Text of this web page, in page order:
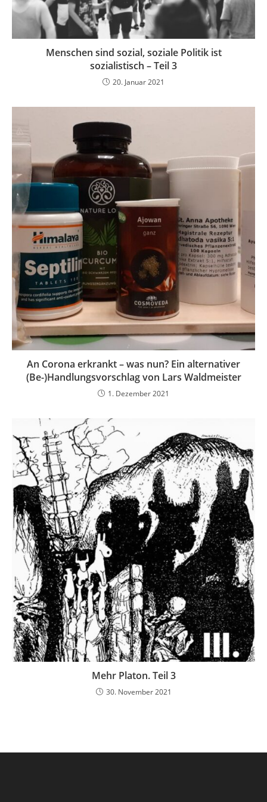
Menschen sind sozial, soziale Politik ist
sozialistisch – Teil 3
20. Januar 2021
An Corona erkrankt – was nun? Ein alternativer
(Be-)Handlungsvorschlag von Lars Waldmeister
1. Dezember 2021
Mehr Platon. Teil 3
30. November 2021